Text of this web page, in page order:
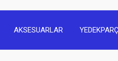
AKSESUARLAR